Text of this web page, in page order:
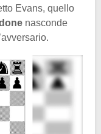
Evans, quello
nasconde